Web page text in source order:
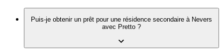
Puis-je obtenir un prêt pour une résidence secondaire à Nevers
avec Pretto ?